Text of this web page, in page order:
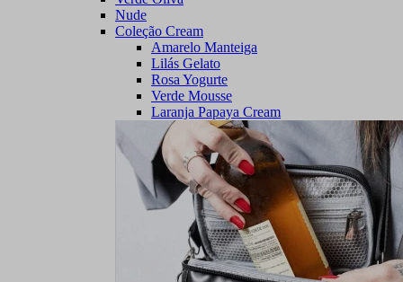
Nude
Coleção Cream
Amarelo Manteiga
Lilás Gelato
Rosa Yogurte
Verde Mousse
Laranja Papaya Cream